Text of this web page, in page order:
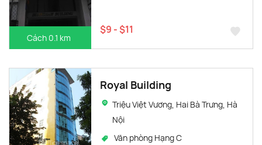
Cách 0.1 km
$9 - $11
Royal Building
Triệu Việt Vương, Hai Bà Trưng, Hà
Nội
Văn phòng Hạng C